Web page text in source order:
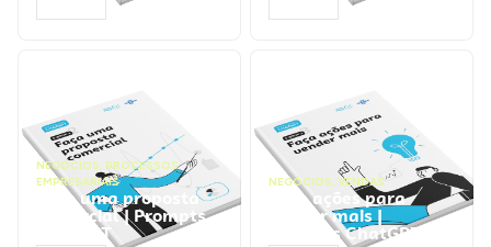
NEGÓCIOS, PROCESSOS
EMPRESARIAIS
Faça uma proposta
comercial | Prompts
ChatGPT
NEGÓCIOS, VENDAS
Faça ações para
vender mais |
Prompts ChatGPT